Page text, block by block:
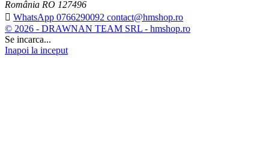
România RO 127496
 WhatsApp 0766290092 contact@hmshop.ro
© 2026 - DRAWNAN TEAM SRL - hmshop.ro
Se incarca...
Inapoi la inceput